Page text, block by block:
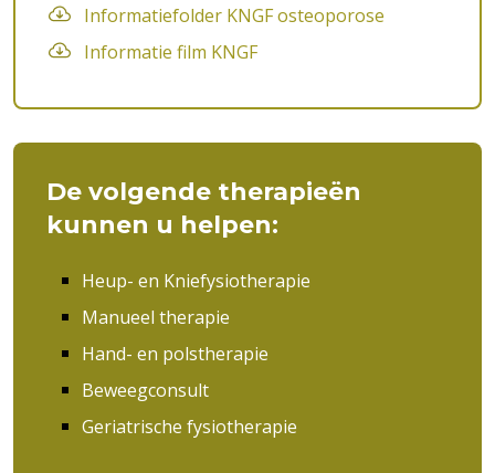
Informatiefolder KNGF osteoporose
Informatie film KNGF
De volgende therapieën
kunnen u helpen:
Heup- en Kniefysiotherapie
Manueel therapie
Hand- en polstherapie
Beweegconsult
Geriatrische fysiotherapie